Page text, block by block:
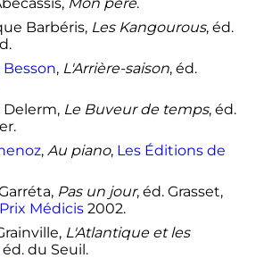
Barbéris, Les Kangourous, éd.
, L'Arrière-saison, éd.
Le Buveur de temps, éd.
, Au piano, Les Éditions de
Pas un jour, éd. Grasset,
Prix Médicis2002.
L'Atlantique et les
éd. du Seuil.